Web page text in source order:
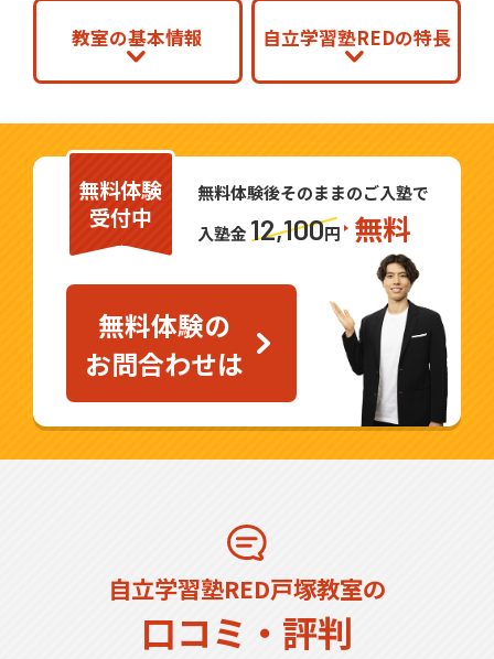
教室の基本情報 自立学習塾REDの特長
無料体験
受付中
無料体験後そのままのご入塾で
入塾金 12,100円 無料
無料体験の
お問合わせは
自立学習塾RED戸塚教室の
口コミ・評判